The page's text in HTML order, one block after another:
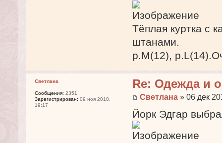
Тёплая куртка с
штанами.
р.М(12),
Re: Одежда и
Светлана » 06 дек
Йорк Эдгар
Светлана
Сообщения: 2351
Зарегистрирован: 09 ноя 2010,
19:17